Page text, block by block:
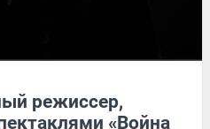
режиссер,
«Война